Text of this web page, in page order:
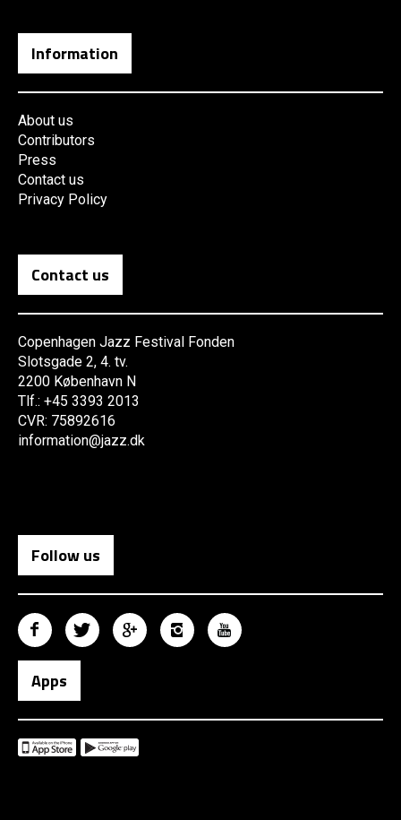
Information
About us
Contributors
Press
Contact us
Privacy Policy
Contact us
Copenhagen Jazz Festival Fonden
Slotsgade 2, 4. tv.
2200 København N
Tlf.: +45 3393 2013
CVR: 75892616
information@jazz.dk
Follow us
Apps